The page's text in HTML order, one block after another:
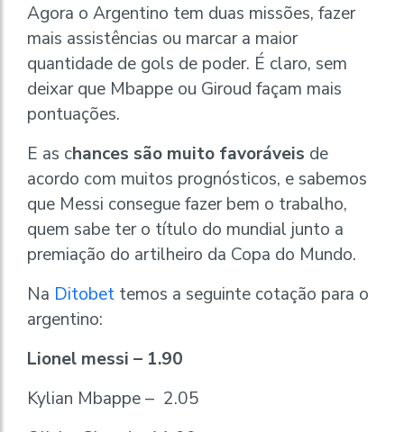
Agora o Argentino tem duas missões, fazer
mais assistências ou marcar a maior
quantidade de gols de poder. É claro, sem
deixar que Mbappe ou Giroud façam mais
pontuações.
E as chances são muito favoráveis de
acordo com muitos prognósticos, e sabemos
que Messi consegue fazer bem o trabalho,
quem sabe ter o título do mundial junto a
premiação do artilheiro da Copa do Mundo.
Na Ditobet temos a seguinte cotação para o
argentino:
Lionel messi – 1.90
Kylian Mbappe – 2.05